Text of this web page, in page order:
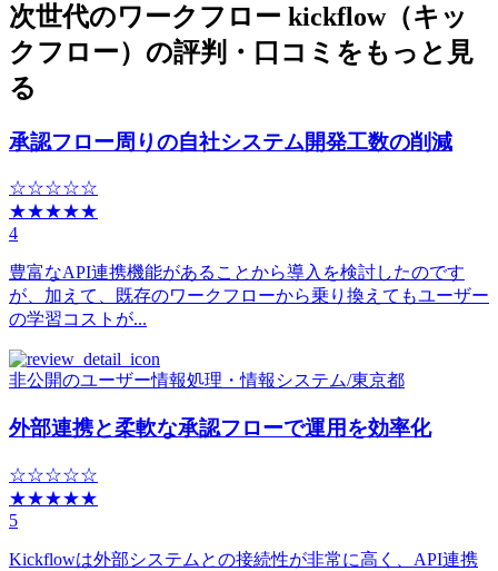
次世代のワークフロー kickflow（キッ
クフロー）の評判・口コミをもっと見
る
承認フロー周りの自社システム開発工数の削減
☆☆☆☆☆
★★★★★
4
豊富なAPI連携機能があることから導入を検討したのです
が、加えて、既存のワークフローから乗り換えてもユーザー
の学習コストが...
非公開のユーザー情報処理・情報システム/東京都
外部連携と柔軟な承認フローで運用を効率化
☆☆☆☆☆
★★★★★
5
Kickflowは外部システムとの接続性が非常に高く、API連携